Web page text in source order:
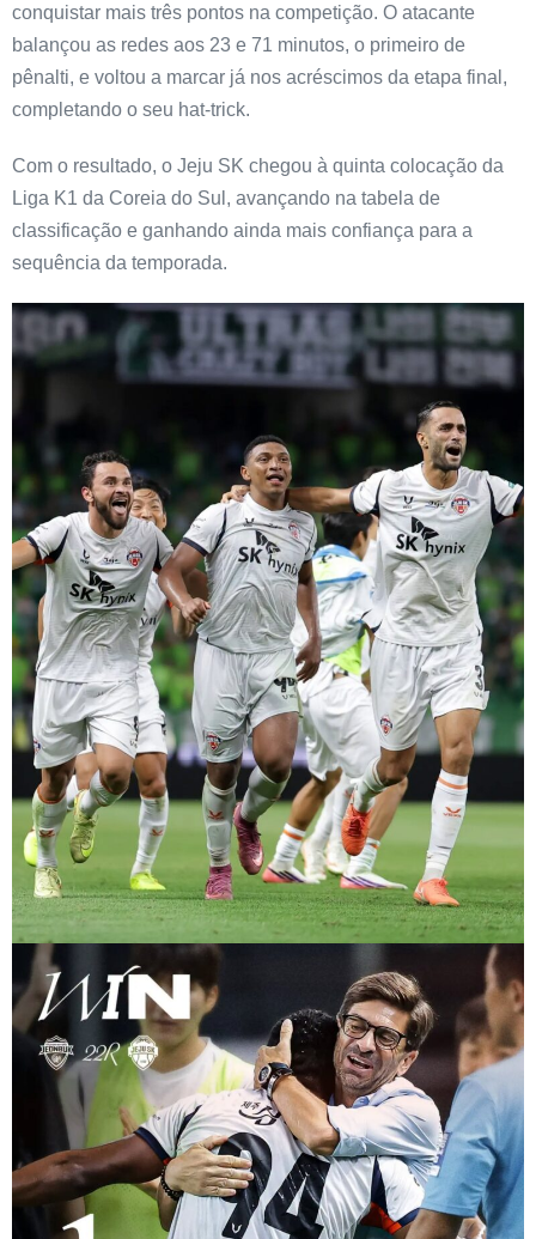
conquistar mais três pontos na competição. O atacante
balançou as redes aos 23 e 71 minutos, o primeiro de
pênalti, e voltou a marcar já nos acréscimos da etapa final,
completando o seu hat-trick.
Com o resultado, o Jeju SK chegou à quinta colocação da
Liga K1 da Coreia do Sul, avançando na tabela de
classificação e ganhando ainda mais confiança para a
sequência da temporada.